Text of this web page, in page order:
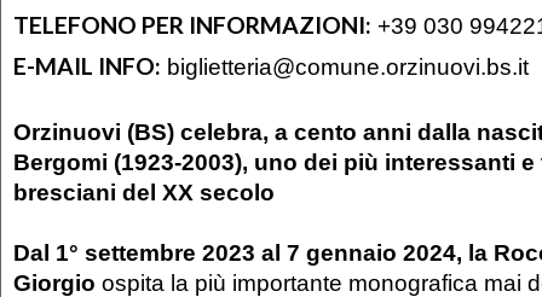
TELEFONO PER INFORMAZIONI: +39 030
E-MAIL INFO: biglietteria@comune.orzinuovi.bs.it
Orzinuovi (BS) celebra, a cento anni dalla
Bergomi (1923-2003), uno dei più interessanti
bresciani del XX secolo
Dal 1° settembre 2023 al 7 gennaio 2024, la
Giorgio ospita la più importante monografica mai